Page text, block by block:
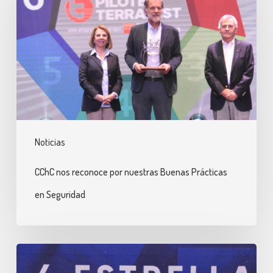
Noticias
reconoce
nuestras
Buenas
Prácticas
en
Seguridad
CChC nos reconoce por nuestras Buenas Prácticas
en Seguridad
Entramos